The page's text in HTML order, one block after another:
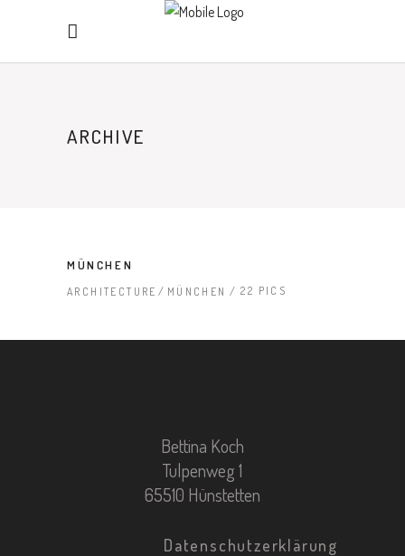
ARCHIVE
MÜNCHEN
ARCHITECTURE MÜNCHEN 22 PICS
Bettina Koch
Tulpenweg 1
65510 Hünstetten
Datenschutzerklärung